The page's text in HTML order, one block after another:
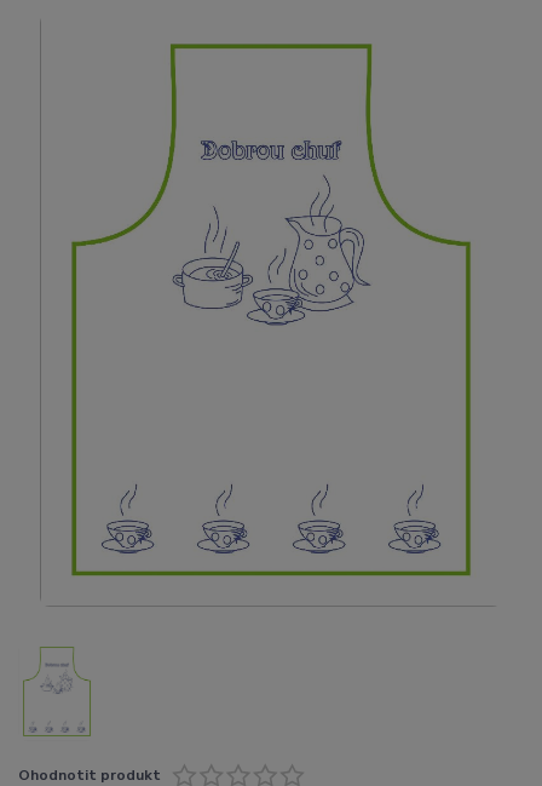
Ohodnotit produkt